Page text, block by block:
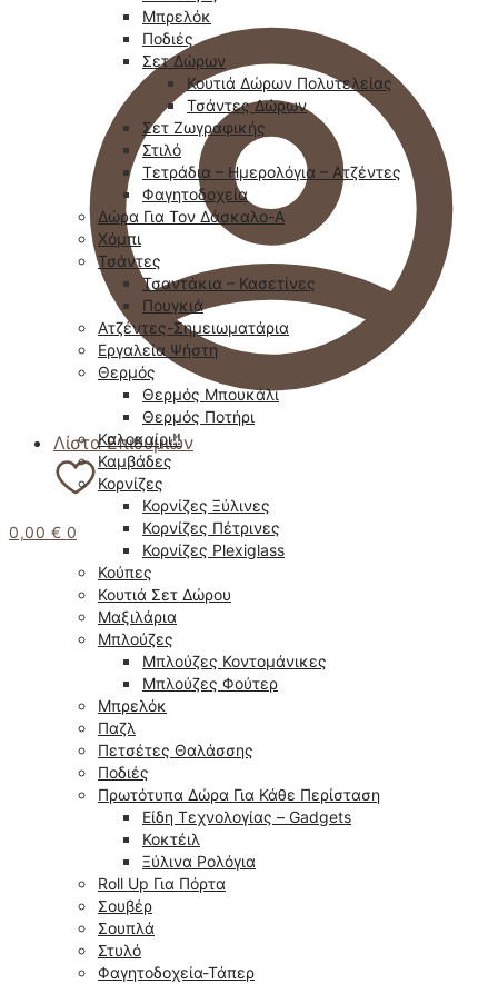
Λίστα Επιθυμιών
0,00 € 0
Μπρελόκ
Ποδιές
Σετ Δώρων
Κουτιά Δώρων Πολυτελείας
Τσάντες Δώρων
Σετ Ζωγραφικής
Στιλό
Τετράδια – Ημερολόγια – Ατζέντες
Φαγητοδοχεία
Δώρα Για Τον Δάσκαλο-Α
Χόμπι
Τσάντες
Τσαντάκια – Κασετίνες
Πουγκιά
Ατζέντες-Σημειωματάρια
Εργαλεία Ψήστη
Θερμός
Θερμός Μπουκάλι
Θερμός Ποτήρι
Καλοκαίρι!!
Καμβάδες
Κορνίζες
Κορνίζες Ξύλινες
Κορνίζες Πέτρινες
Κορνίζες Plexiglass
Κούπες
Κουτιά Σετ Δώρου
Μαξιλάρια
Μπλούζες
Μπλούζες Κοντομάνικες
Μπλούζες Φούτερ
Μπρελόκ
Παζλ
Πετσέτες Θαλάσσης
Ποδιές
Πρωτότυπα Δώρα Για Κάθε Περίσταση
Είδη Τεχνολογίας – Gadgets
Κοκτέιλ
Ξύλινα Ρολόγια
Roll Up Για Πόρτα
Σουβέρ
Σουπλά
Στυλό
Φαγητοδοχεία-Τάπερ